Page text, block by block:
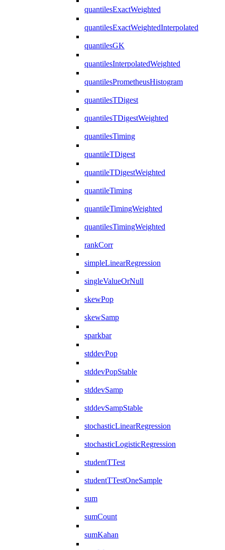
quantilesExactWeighted
quantilesExactWeightedInterpolated
quantilesGK
quantilesInterpolatedWeighted
quantilesPrometheusHistogram
quantilesTDigest
quantilesTDigestWeighted
quantilesTiming
quantileTDigest
quantileTDigestWeighted
quantileTiming
quantileTimingWeighted
quantilesTimingWeighted
rankCorr
simpleLinearRegression
singleValueOrNull
skewPop
skewSamp
sparkbar
stddevPop
stddevPopStable
stddevSamp
stddevSampStable
stochasticLinearRegression
stochasticLogisticRegression
studentTTest
studentTTestOneSample
sum
sumCount
sumKahan